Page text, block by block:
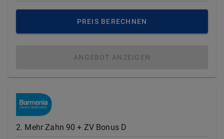
PREIS BERECHNEN
ANGEBOT ANZEIGEN
2. Mehr Zahn 90 + ZV Bonus D